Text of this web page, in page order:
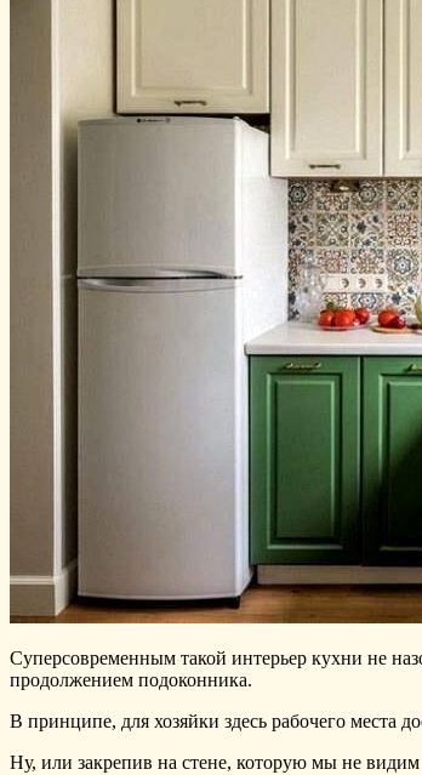
Суперсовременным такой интерьер кухни не
продолжением подоконника.
В принципе, для хозяйки здесь рабочего места
Ну, или закрепив на стене, которую мы не